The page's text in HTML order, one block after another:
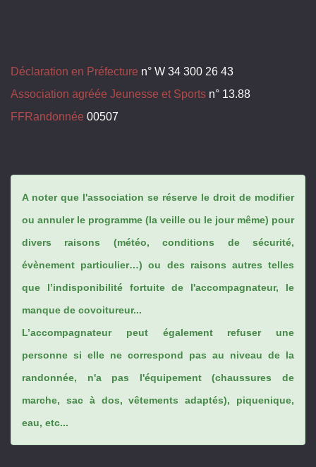
Déclaration en Préfecture n° W 34 300 26 43
Association agréée Jeunesse et Sports n° 13.88
FFRandonnée 00507
A noter que l'association se réserve le droit de modifier
ou annuler le programme (la veille ou le jour même) pour
divers raisons (météo, conditions de sécurité,
évènement particulier…) ou des raisons autres telles
que l’indisponibilité fortuite de l'accompagnateur, le
manque de covoitureur...
L’accompagnateur peut également refuser une
personne si elle ne correspond pas au niveau de la
randonnée, n'a pas l'équipement (chaussures de
marche, sac à dos, vêtements adaptés), piquenique,
eau, etc...